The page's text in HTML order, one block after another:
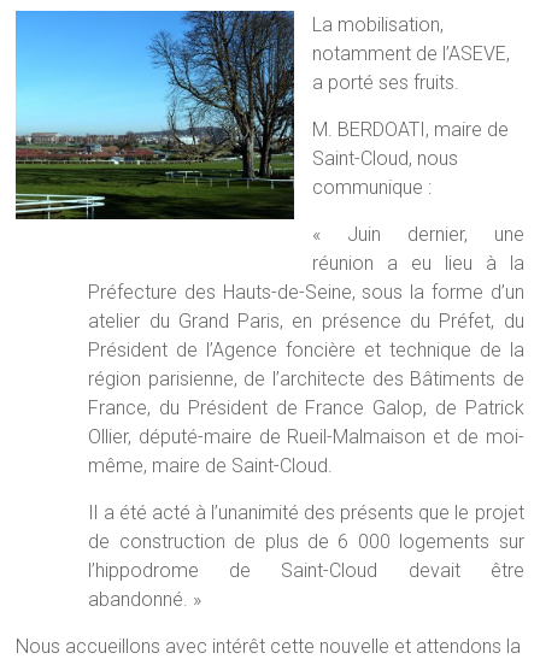
La mobilisation,
notamment de l’ASEVE,
a porté ses fruits.
M. BERDOATI, maire de
Saint-Cloud, nous
communique :
« Juin dernier, une
réunion a eu lieu à la
Préfecture des Hauts-de-Seine, sous la forme d’un
atelier du Grand Paris, en présence du Préfet, du
Président de l’Agence foncière et technique de la
région parisienne, de l’architecte des Bâtiments de
France, du Président de France Galop, de Patrick
Ollier, député-maire de Rueil-Malmaison et de moi-
même, maire de Saint-Cloud.
Il a été acté à l’unanimité des présents que le projet
de construction de plus de 6 000 logements sur
l’hippodrome de Saint-Cloud devait être
abandonné. »
Nous accueillons avec intérêt cette nouvelle et attendons la